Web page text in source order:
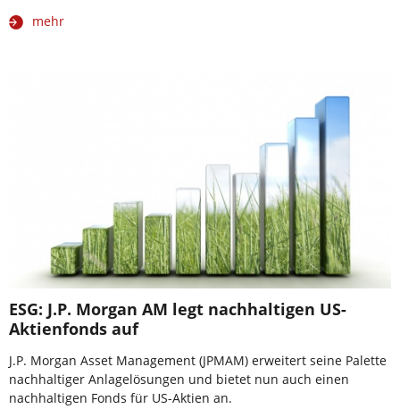
mehr
ESG: J.P. Morgan AM legt nachhaltigen US-
Aktienfonds auf
J.P. Morgan Asset Management (JPMAM) erweitert seine Palette
nachhaltiger Anlagelösungen und bietet nun auch einen
nachhaltigen Fonds für US-Aktien an.